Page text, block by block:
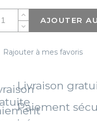
AJOUTER
Rajouter à mes favoris
Livraison
Paiement